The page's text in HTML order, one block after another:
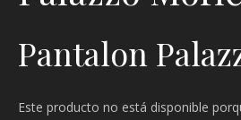
Pantalon
Este producto no está disponible